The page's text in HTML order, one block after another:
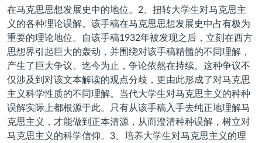
在马克思思想发展史中的地位。 2 、扭转大学生对马克思主
义的各种理论误解。该手稿在马克思思想发展史中占有极为
重要的理论地位。自该手稿1932年被发现之后，立刻在西方
思想界引起巨大的轰动，并围绕对该手稿精髓的不同理解，
产生了巨大争议。迄今为止，争论依然在持续。这种争议不
仅涉及到对该文本解读的观点分歧，更由此形成了对马克思
主义科学性质的不同理解。当代大学生对马克思主义的种种
误解实际上都根源于此。只有从该手稿入手去纯正地理解马
克思主义，才能做到正本清源，从而澄清种种误解，树立对
马克思主义的科学信仰。 3 、培养大学生对马克思主义的理